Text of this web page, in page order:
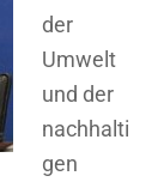
der
Umwelt
und der
nachhalti
gen